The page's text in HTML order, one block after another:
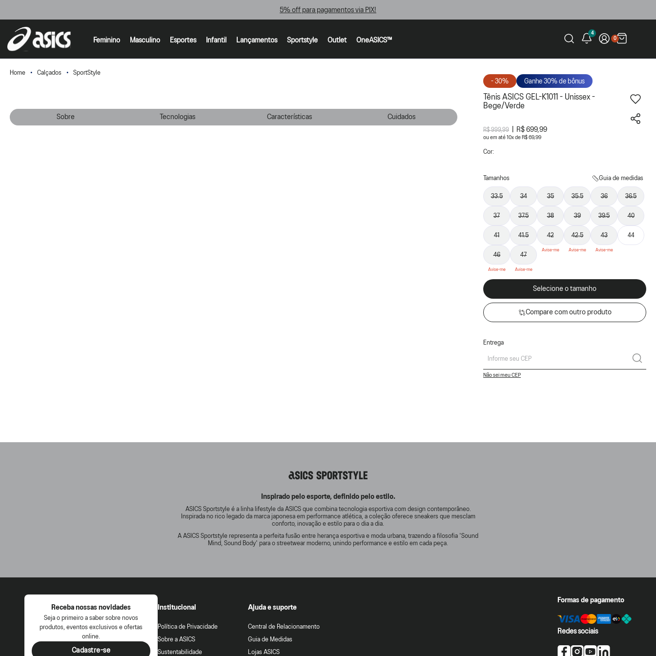
5% off para pagamentos via PIX!
Feminino Masculino Esportes Infantil Lançamentos Sportstyle Outlet OneASICS™
4
0
Calçados SportStyle
Sobre Tecnologias Características Cuidados
- 30% Ganhe 30% de bônus
Tênis ASICS GEL-K1011 - Unissex -
Bege/Verde
R$ 999,99 R$ 699,99
ou 10x de R$ 69,99
Cor:
Tamanhos Guia de medidas
33.5 34 35 35.5 36 36.5
37 37.5 38 39 39.5 40
41 41.5 42 42.5 43 44
46 47
Selecione o tamanho
Compare com outro produto
Entrega
Não sei meu CEP
ASICS SPORTSTYLE
Inspirado pelo esporte, definido pelo estilo.
ASICS Sportstyle é a linha lifestyle da ASICS que combina tecnologia esportiva com design contemporâneo.
Inspirada no rico legado da marca japonesa em performance atlética, a coleção oferece sneakers que mesclam
conforto, inovação e estilo para o dia a dia.
A ASICS Sportstyle representa a perfeita fusão entre herança esportiva e moda urbana, trazendo a filosofia 'Sound
Mind, Sound Body' para o streetwear moderno, unindo performance e estilo em cada peça.
Receba nossas novidades
Seja o primeiro a saber sobre novos
produtos, eventos exclusivos e ofertas
online.
Cadastre-se
Institucional
Política de Privacidade
Sobre a ASICS
Sustentabilidade
Ajuda e suporte
Central de Relacionamento
Guia de Medidas
Lojas ASICS
Formas de pagamento
Redes sociais